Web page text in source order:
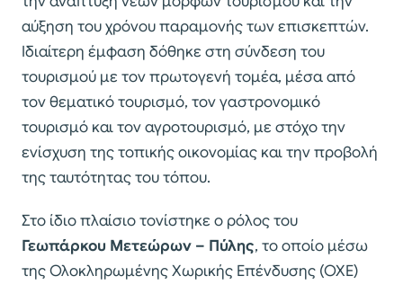
αύξηση του χρόνου παραμονής των επισκεπτών.
Ιδιαίτερη έμφαση δόθηκε στη σύνδεση του
τουρισμού με τον πρωτογενή τομέα, μέσα από
τον θεματικό τουρισμό, τον γαστρονομικό
τουρισμό και τον αγροτουρισμό, με στόχο την
ενίσχυση της τοπικής οικονομίας και την προβολή
της ταυτότητας του τόπου.
Στο ίδιο πλαίσιο τονίστηκε ο ρόλος του
Γεωπάρκου Μετεώρων – Πύλης, το οποίο μέσω
της Ολοκληρωμένης Χωρικής Επένδυσης (ΟΧΕ)